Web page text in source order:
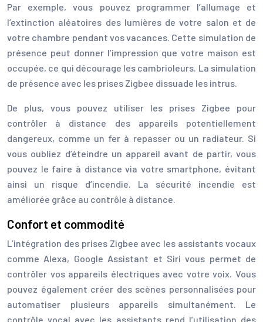
Par exemple, vous pouvez programmer l’allumage et
l’extinction aléatoires des lumières de votre salon et de
votre chambre pendant vos vacances. Cette simulation de
présence peut donner l’impression que votre maison est
occupée, ce qui décourage les cambrioleurs. La simulation
de présence avec les prises Zigbee dissuade les intrus.
De plus, vous pouvez utiliser les prises Zigbee pour
contrôler à distance des appareils potentiellement
dangereux, comme un fer à repasser ou un radiateur. Si
vous oubliez d’éteindre un appareil avant de partir, vous
pouvez le faire à distance via votre smartphone, évitant
ainsi un risque d’incendie. La sécurité incendie est
améliorée grâce au contrôle à distance.
Confort et commodité
L’intégration des prises Zigbee avec les assistants vocaux
comme Alexa, Google Assistant et Siri vous permet de
contrôler vos appareils électriques avec votre voix. Vous
pouvez également créer des scènes personnalisées pour
automatiser plusieurs appareils simultanément. Le
contrôle vocal avec les assistants rend l’utilisation des